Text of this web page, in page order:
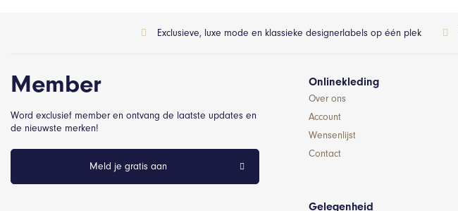
Exclusieve, luxe mode en klassieke designerlabels op één plek
Member
Word exclusief member en ontvang de laatste updates en
de nieuwste merken!
Meld je gratis aan
Onlinekleding
Over ons
Account
Wensenlijst
Contact
Gelegenheid